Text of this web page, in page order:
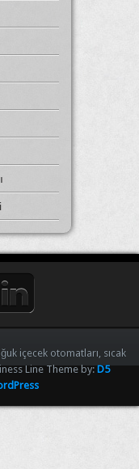
içecek otomatları, sıcak
Line Theme by:D5